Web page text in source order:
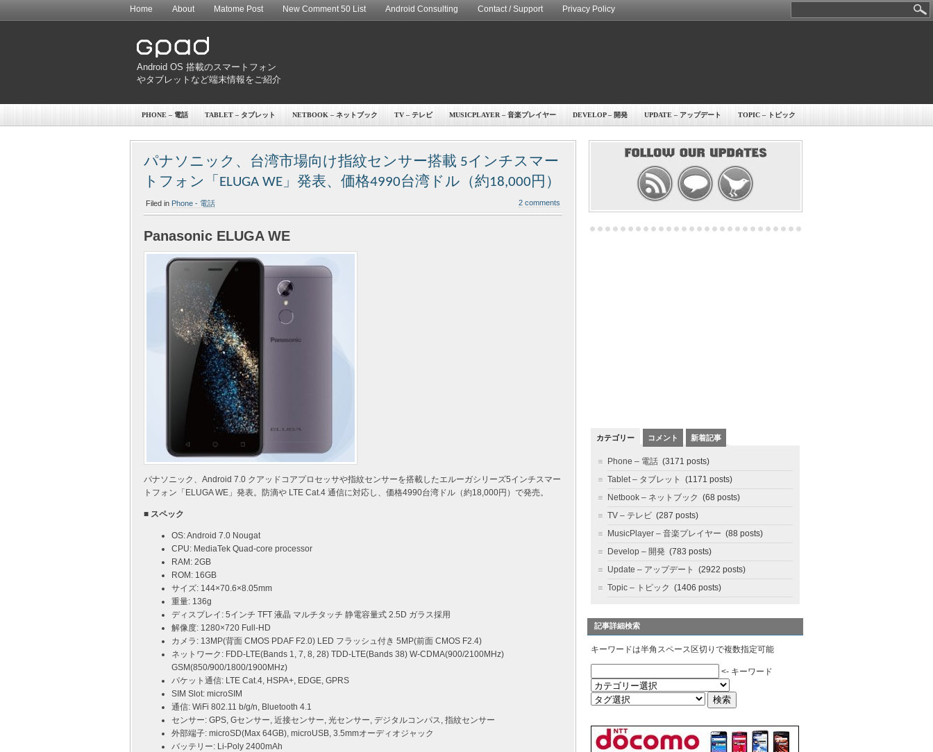
Home About Matome Post New Comment 50 List Android Consulting Contact / Support Privacy Policy
Android OS 搭載のスマートフォン
やタブレットなど端末情報をご紹介
PHONE – 電話 TABLET – タブレット NETBOOK – ネットブック TV – テレビ MUSICPLAYER – 音楽プレイヤー DEVELOP – 開発 UPDATE – アップデート TOPIC – トピック
パナソニック、台湾市場向け指紋センサー搭載 5インチスマー
トフォン「ELUGA WE」発表、価格4990台湾ドル（約18,000円）
Filed in Phone - 電話 2 comments
Panasonic ELUGA WE
パナソニック、Android 7.0 クアッドコアプロセッサや指紋センサーを搭載したエルーガシリーズ5インチスマー
トフォン「ELUGA WE」発表。防滴や LTE Cat.4 通信に対応し、価格4990台湾ドル（約18,000円）で発売。
■ スペック
OS: Android 7.0 Nougat
CPU: MediaTek Quad-core processor
RAM: 2GB
ROM: 16GB
サイズ: 144×70.6×8.05mm
重量: 136g
ディスプレイ: 5インチ TFT 液晶 マルチタッチ 静電容量式 2.5D ガラス採用
解像度: 1280×720 Full-HD
カメラ: 13MP(背面 CMOS PDAF F2.0) LED フラッシュ付き 5MP(前面 CMOS F2.4)
ネットワーク: FDD-LTE(Bands 1, 7, 8, 28) TDD-LTE(Bands 38) W-CDMA(900/2100MHz)
GSM(850/900/1800/1900MHz)
パケット通信: LTE Cat.4, HSPA+, EDGE, GPRS
SIM Slot: microSIM
通信: WiFi 802.11 b/g/n, Bluetooth 4.1
センサー: GPS, Gセンサー, 近接センサー, 光センサー, デジタルコンパス, 指紋センサー
外部端子: microSD(Max 64GB), microUSB, 3.5mmオーディオジャック
バッテリー: Li-Poly 2400mAh
カテゴリー コメント 新着記事
Phone – 電話 (3171 posts)
Tablet – タブレット
(1171 posts)
Netbook – ネットブック (68 posts)
TV – テレビ (287 posts)
MusicPlayer – 音楽プレイヤー (88 posts)
Develop – 開発 (783 posts)
Update – アップデート
(2922 posts)
Topic – トピック (1406 posts)
記事詳細検索
キーワードは半角スペース区切りで複数指定可能
<- キーワード